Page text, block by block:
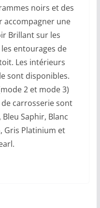
noirs et des
accompagner une
Brillant sur les
les entourages de
Les intérieurs
sont disponibles.
2 et mode 3)
carrosserie sont
Saphir, Blanc
Gris Platinium et